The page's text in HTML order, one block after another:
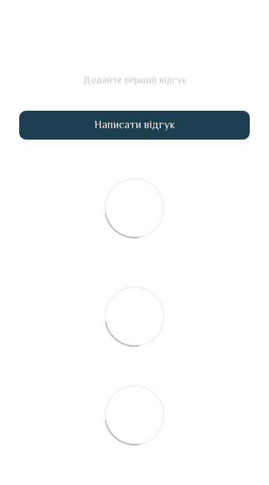
Додайте перший відгук
Написати відгук